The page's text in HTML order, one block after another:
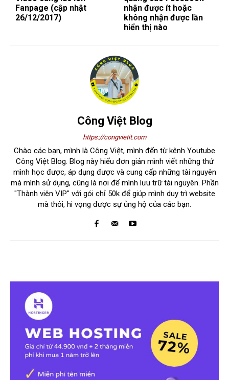
Fanpage (cập nhật
26/12/2017)
nhận được ít hoặc
không nhận được lần
hiển thị nào
Công Việt Blog
https://congvietit.com
Chào các bạn, mình là Công Việt, mình đến từ kênh Youtube
Công Việt Blog. Blog này hiểu đơn giản mình viết những thứ
mình học được, áp dụng được và cung cấp những tài nguyên
mà mình sử dụng, cũng là nơi để mình lưu trữ tài nguyên. Phần
"Thành viên VIP" với gói chỉ 50k để giúp mình duy trì website
mà thôi, hi vọng được sự ủng hộ của các bạn.